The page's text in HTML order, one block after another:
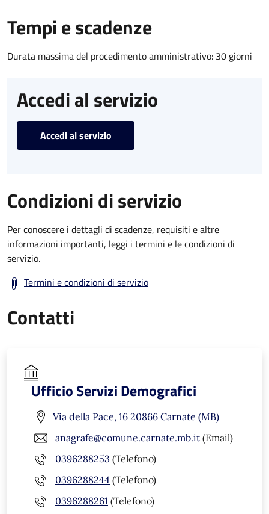
Tempi e scadenze
Durata massima del procedimento amministrativo: 30 giorni
Accedi al servizio
Accedi al servizio
Condizioni di servizio
Per conoscere i dettagli di scadenze, requisiti e altre
informazioni importanti, leggi i termini e le condizioni di
servizio.
Termini e condizioni di servizio
Contatti
Ufficio Servizi Demografici
Via della Pace, 16 20866 Carnate (MB)
anagrafe@comune.carnate.mb.it (Email)
0396288253 (Telefono)
0396288244 (Telefono)
0396288261 (Telefono)